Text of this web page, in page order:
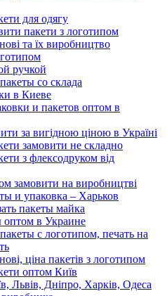
для одягу
пакети з логотипом
та їх виробництво
ручкой
со склада
в Киеве
и пакетов оптом в
за вигідною ціною в Україні
замовити не складно
з флексодруком від
замовити на виробництві
и упаковка – Харьков
пакеты майка
в Украине
с логотипом, печать на
ціна пакетів з логотипом
оптом Київ
Львів, Дніпро, Харків, Одеса